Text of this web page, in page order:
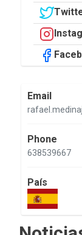
Email
Phone
638539667
País